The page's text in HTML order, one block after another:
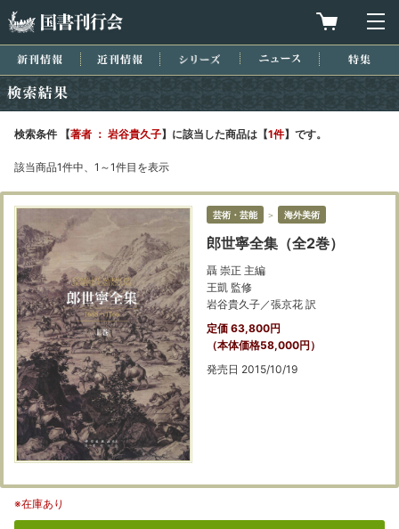
買物カゴを
新刊情報 近刊情報 シリーズ ニュース
検索条件 【著者 ： 岩谷貴久子】に該当した商品は【1件】です。
該当商品1件中、1～1件目を表示
芸術・芸能 ＞ 海外美術
郎世寧全集（全2巻）
聶 崇正 主編
王凱 監修
岩谷貴久子／張京花 訳
定価 63,800円
（本体価格58,000円）
発売日 2015/10/19
※在庫あり